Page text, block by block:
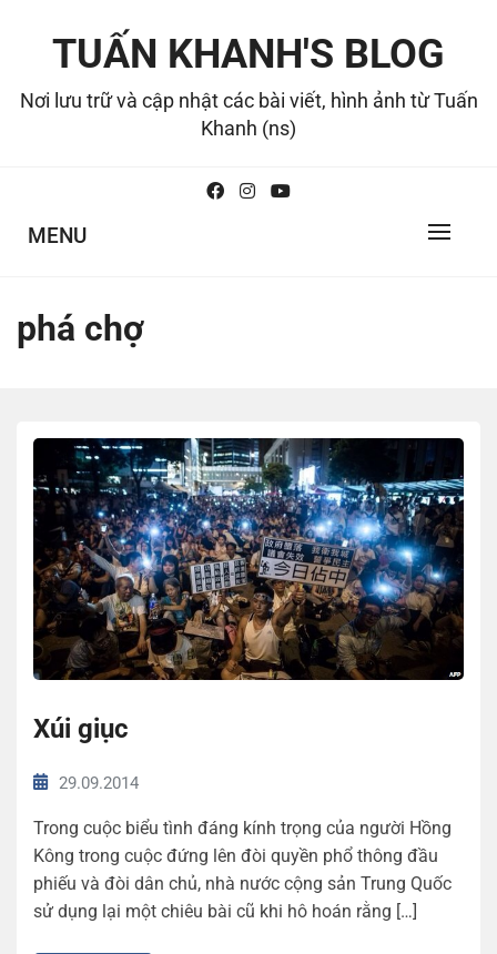
TUẤN KHANH'S BLOG
Nơi lưu trữ và cập nhật các bài viết, hình ảnh từ Tuấn
Khanh (ns)
MENU
phá chợ
Xúi giục
29.09.2014
Trong cuộc biểu tình đáng kính trọng của người Hồng
Kông trong cuộc đứng lên đòi quyền phổ thông đầu
phiếu và đòi dân chủ, nhà nước cộng sản Trung Quốc
sử dụng lại một chiêu bài cũ khi hô hoán rằng […]